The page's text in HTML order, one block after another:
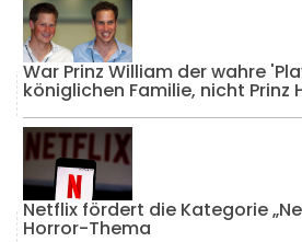
War Prinz William der wahre
königlichen Familie, nicht Prinz
Netflix fördert die Kategorie
Horror-Thema